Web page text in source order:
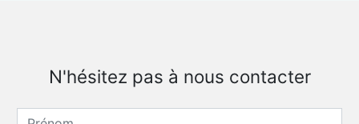
N'hésitez pas à nous contacter